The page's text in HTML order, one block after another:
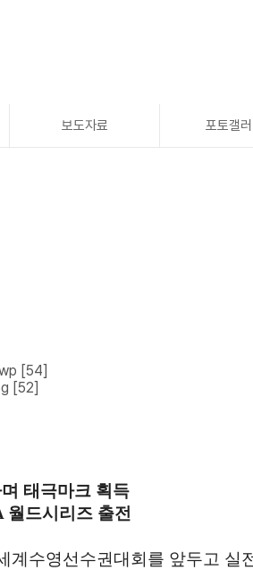
보도자료 포토갤러
[54]
[52]
태극마크 획득
월드시리즈 출전
계수영선수권대회를 앞두고 실